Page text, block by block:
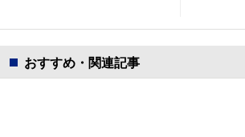
おすすめ・関連記事